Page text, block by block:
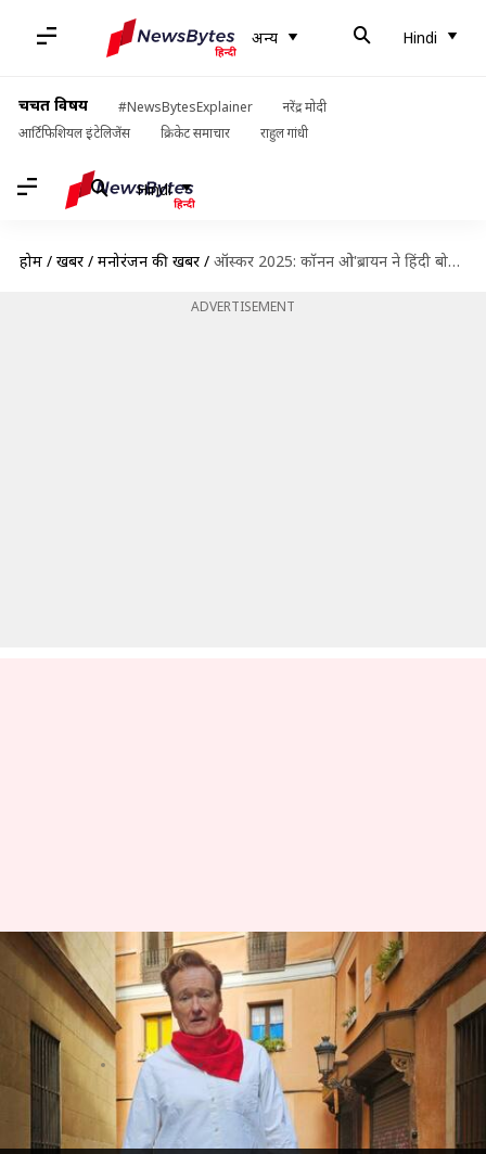
अन्य Hindi
चर्चित विषय #NewsBytesExplainer
नरेंद्र मोदी
आर्टिफिशियल इंटेलिजेंस
क्रिकेट समाचार राहुल गांधी
Hindi
होम / खबरें / मनोरंजन की खबरें / ऑस्कर 2025: कॉनन ओ'ब्रायन ने हिंदी बोलकर जीता भारतीयों का दिल, देखें वीडियो
ADVERTISEMENT
ऑस्कर 2025: कॉनन ओ'ब्रायन ने हिंदी
बोलकर जीता भारतीयों का दिल, देखें
वीडियो
Mar 03, 2025 09:19 am
क्या है खबर?